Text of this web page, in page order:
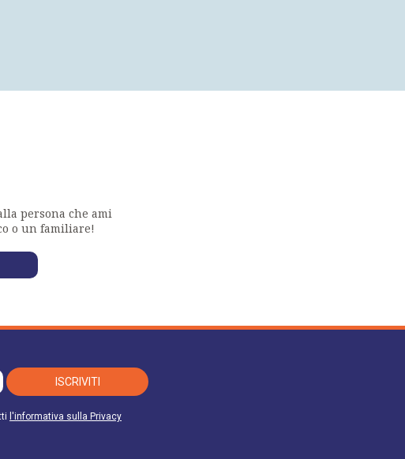
delle finalità per le quali sono trattati;
tecniche e organizzative adeguate, da trattamenti
consenso dell'interessato che è libero e facoltativo.
esposte. La informiamo altresì che
di revocare il consenso in qualsiasi momento
dal 15 al 22 del GDPR 679/2016, indirizzando la
persona che ami
o un familiare!
ISCRIVITI
l'informativa sulla Privacy